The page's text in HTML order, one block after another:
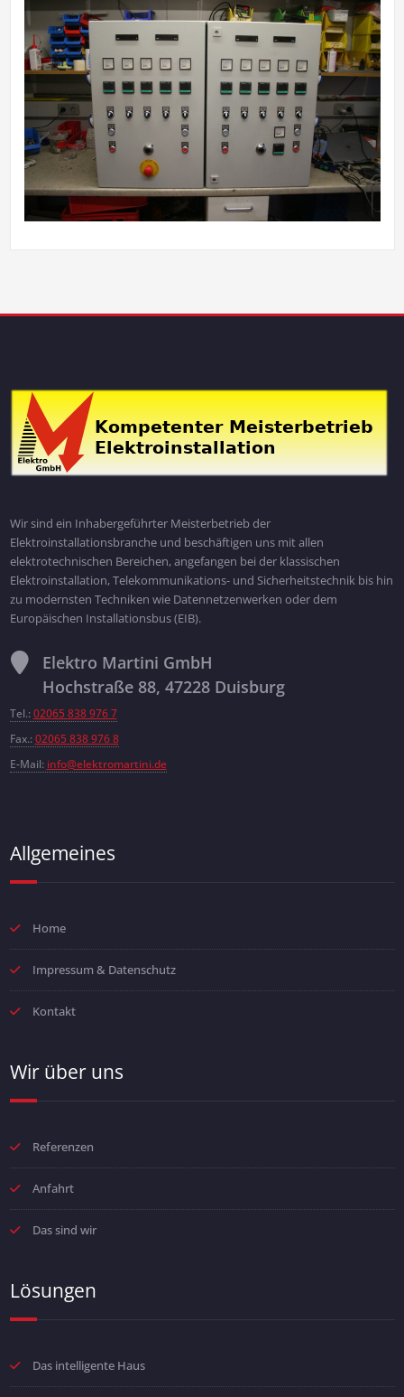
Wir sind ein Inhabergeführter Meisterbetrieb der
Elektroinstallationsbranche und beschäftigen uns mit allen
elektrotechnischen Bereichen, angefangen bei der klassischen
Elektroinstallation, Telekommunikations- und Sicherheitstechnik bis hin
zu modernsten Techniken wie Datennetzenwerken oder dem
Europäischen Installationsbus (EIB).
Elektro Martini GmbH
Hochstraße 88, 47228 Duisburg
Tel.: 02065 838 976 7
Fax.: 02065 838 976 8
E-Mail: info@elektromartini.de
Allgemeines
Home
Impressum & Datenschutz
Kontakt
Wir über uns
Referenzen
Anfahrt
Das sind wir
Lösungen
Das intelligente Haus